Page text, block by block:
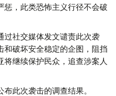
惩，此类恐怖主义行径不会破
过社交媒体发文谴责此次袭
和破坏安全稳定的企图，阻挡
继续保护民众，追查涉案人
此次袭击的调查结果。